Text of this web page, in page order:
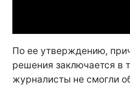
По ее утверждению,
решения заключается в
журналисты не смогли